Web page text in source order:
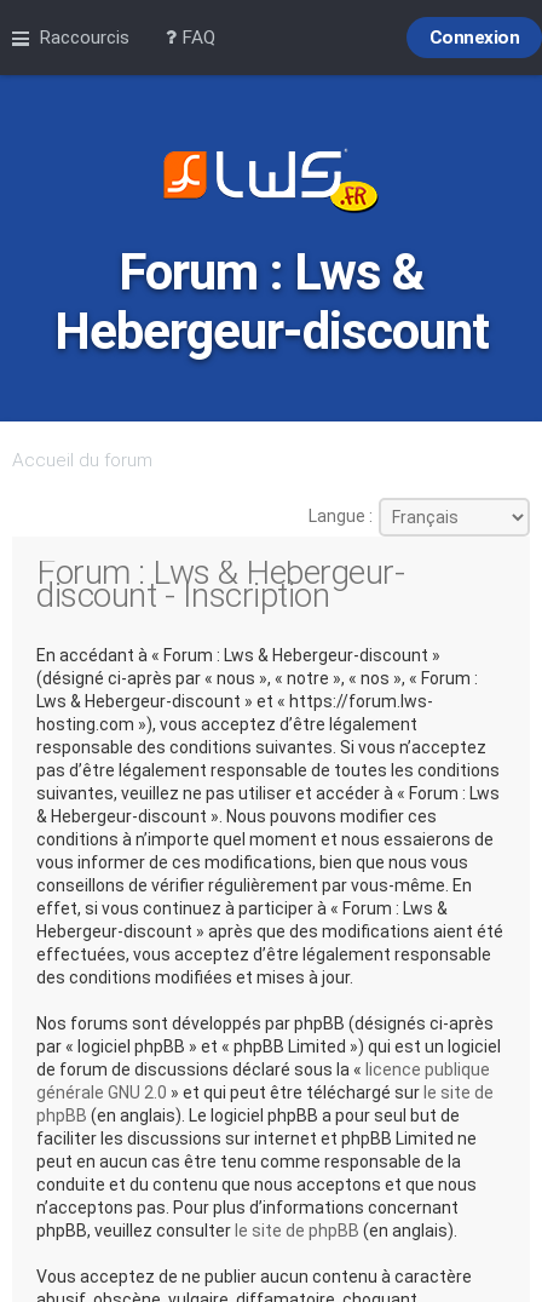
Raccourcis FAQ Connexion
Forum : Lws &
Hebergeur-discount
Accueil du forum
Langue :
Forum : Lws & Hebergeur-
discount - Inscription
En accédant à « Forum : Lws & Hebergeur-discount »
(désigné ci-après par « nous », « notre », « nos », « Forum :
Lws & Hebergeur-discount » et « https://forum.lws-
hosting.com »), vous acceptez d’être légalement
responsable des conditions suivantes. Si vous n’acceptez
pas d’être légalement responsable de toutes les conditions
suivantes, veuillez ne pas utiliser et accéder à « Forum : Lws
& Hebergeur-discount ». Nous pouvons modifier ces
conditions à n’importe quel moment et nous essaierons de
vous informer de ces modifications, bien que nous vous
conseillons de vérifier régulièrement par vous-même. En
effet, si vous continuez à participer à « Forum : Lws &
Hebergeur-discount » après que des modifications aient été
effectuées, vous acceptez d’être légalement responsable
des conditions modifiées et mises à jour.
Nos forums sont développés par phpBB (désignés ci-après
par « logiciel phpBB » et « phpBB Limited ») qui est un logiciel
de forum de discussions déclaré sous la « licence publique
générale GNU 2.0 » et qui peut être téléchargé sur le site de
phpBB (en anglais). Le logiciel phpBB a pour seul but de
faciliter les discussions sur internet et phpBB Limited ne
peut en aucun cas être tenu comme responsable de la
conduite et du contenu que nous acceptons et que nous
n’acceptons pas. Pour plus d’informations concernant
phpBB, veuillez consulter le site de phpBB (en anglais).
Vous acceptez de ne publier aucun contenu à caractère